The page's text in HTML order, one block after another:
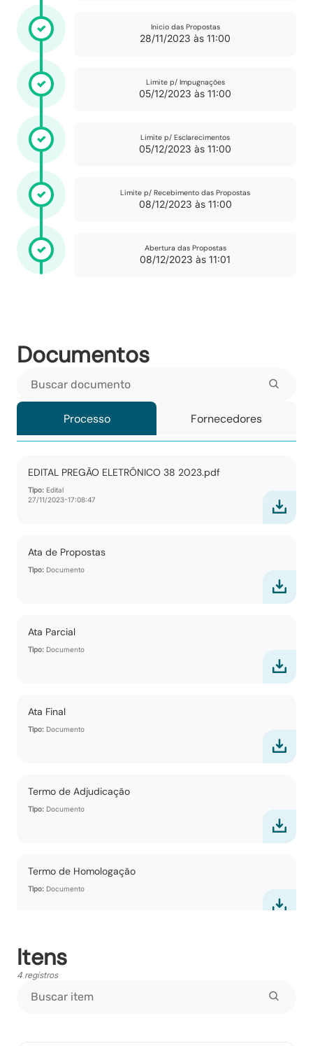
Inicio das Propostas
28/11/2023 às 11:00
Limite p/ Impugnações
05/12/2023 às 11:00
Limite p/ Esclarecimentos
05/12/2023 às 11:00
Limite p/ Recebimento das Propostas
08/12/2023 às 11:00
Abertura das Propostas
08/12/2023 às 11:01
Documentos
Processo Fornecedores
EDITAL PREGÃO ELETRÔNICO 38 2023.pdf
Tipo: Edital
27/11/2023-17:08:47
Ata de Propostas
Tipo: Documento
Ata Parcial
Tipo: Documento
Ata Final
Tipo: Documento
Termo de Adjudicação
Tipo: Documento
Termo de Homologação
Tipo: Documento
Vencedores
Tipo: Documento
Itens
4 registros